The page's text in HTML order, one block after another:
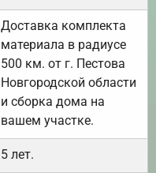
Доставка комплекта
материала в радиусе
500 км. от г. Пестова
Новгородской области
и сборка дома на
вашем участке.
5 лет.